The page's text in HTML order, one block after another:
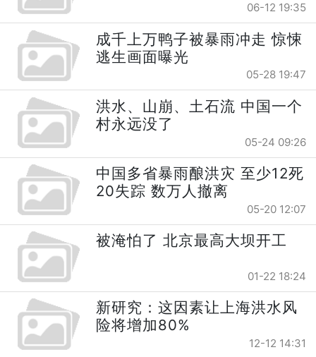
06-12 19:35
成千上万鸭子被暴雨冲走 惊悚
逃生画面曝光
05-28 19:47
洪水、山崩、土石流 中国一个
村永远没了
05-24 09:26
中国多省暴雨酿洪灾 至少12死
20失踪 数万人撤离
05-20 12:07
被淹怕了 北京最高大坝开工
01-22 18:24
新研究：这因素让上海洪水风
险将增加80%
12-12 14:31